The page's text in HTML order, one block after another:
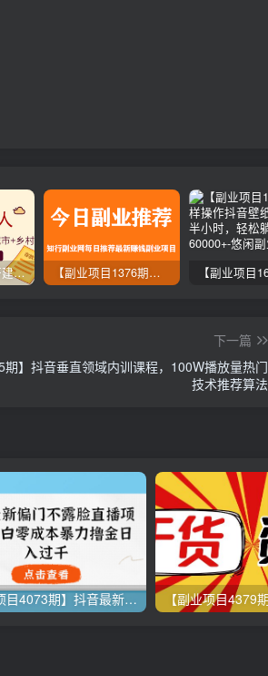
【虚拟资源网站搭建服务】加盟本站系统，做一个和本站一样的独立网站，躺赚的项目 【副业项目1376期】龟课最新闲鱼项目玩法实战教程_全新升级月收益几千到几万
下一篇
期】抖音垂直领域内训课程，100W播放量热门
技术推荐算法
【副业项目4073期】抖音最新偏门不露脸直播项目，小白零成本暴力撸金日入1000+